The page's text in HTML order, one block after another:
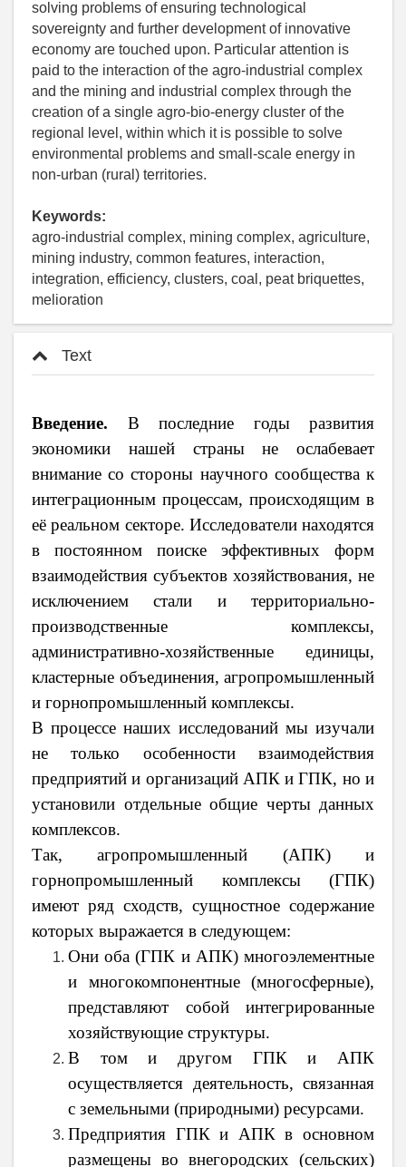
solving problems of ensuring technological
sovereignty and further development of innovative
economy are touched upon. Particular attention is
paid to the interaction of the agro-industrial complex
and the mining and industrial complex through the
creation of a single agro-bio-energy cluster of the
regional level, within which it is possible to solve
environmental problems and small-scale energy in
non-urban (rural) territories.
Keywords:
agro-industrial complex, mining complex, agriculture,
mining industry, common features, interaction,
integration, efficiency, clusters, coal, peat briquettes,
melioration
Text
Введение. В последние годы развития
экономики нашей страны не ослабевает
внимание со стороны научного сообщества к
интеграционным процессам, происходящим в
её реальном секторе. Исследователи находятся
в постоянном поиске эффективных форм
взаимодействия субъектов хозяйствования, не
исключением стали и территориально-
производственные комплексы,
административно-хозяйственные единицы,
кластерные объединения, агропромышленный
и горнопромышленный комплексы.
В процессе наших исследований мы изучали
не только особенности взаимодействия
предприятий и организаций АПК и ГПК, но и
установили отдельные общие черты данных
комплексов.
Так, агропромышленный (АПК) и
горнопромышленный комплексы (ГПК)
имеют ряд сходств, сущностное содержание
которых выражается в следующем:
Они оба (ГПК и АПК) многоэлементные
и многокомпонентные (многосферные),
представляют собой интегрированные
хозяйствующие структуры.
В том и другом ГПК и АПК
осуществляется деятельность, связанная
с земельными (природными) ресурсами.
Предприятия ГПК и АПК в основном
размещены во внегородских (сельских)